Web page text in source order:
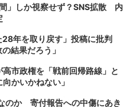
」しか視察せず？SNS拡散 内
28年を取り戻す」投稿に批判
結果だろう」
市政権を「戦前回帰路線」と
かいかねない」
のか 寄付報告への中傷にあき